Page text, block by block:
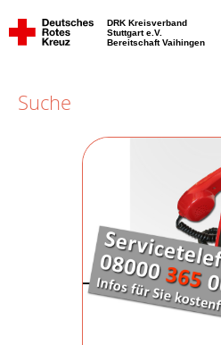
DRK Kreisverband
Stuttgart e.V.
Bereitschaft Vaihingen
Suche